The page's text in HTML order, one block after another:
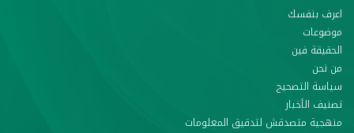
اعرف بنفسك
موضوعات
الحقيقة فين
من نحن
سياسة التصحيح
تصنيف الأخبار
منهجية متصدقش لتدقيق المعلومات